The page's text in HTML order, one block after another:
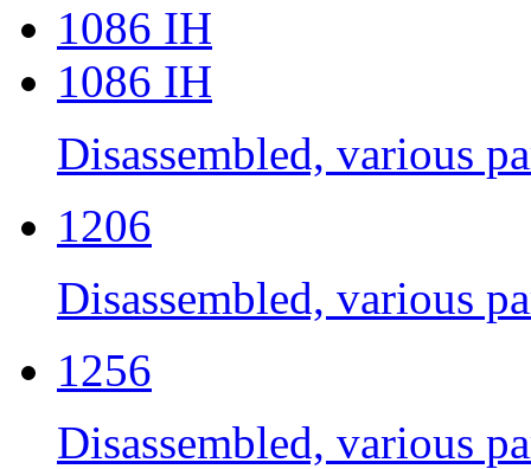
1086 IH
1086 IH
Disassembled, various
1206
Disassembled, various
1256
Disassembled, various